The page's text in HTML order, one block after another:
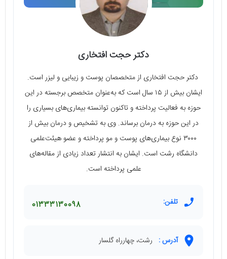
دکتر حجت افتخاری
دکتر حجت افتخاری از متخصصان پوست و زیبایی و لیزر است.
ایشان بیش از ۱۵ سال است که به‌عنوان متخصص برجسته در این
حوزه به فعالیت پرداخته و تاکنون توانسته بیماری‌های بسیاری را
در این حوزه به درمان برساند. وی به تشخیص و درمان بیش از
۳۰۰۰ نوع بیماری‌های پوست و مو پرداخته و عضو هیئت‌علمی
دانشگاه رشت است. ایشان به انتشار تعداد زیادی از مقاله‌های
علمی پرداخته است.
تلفن: 01333130098
آدرس : رشت، چهارراه گلسار